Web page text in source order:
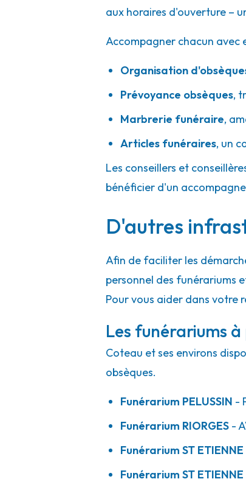
aux horaires d'ouverture –
Accompagner chacun avec
Organisation
Prévoyance obsèques,
Marbrerie funéraire,
Articles funéraires, un
Les conseillers et
bénéficier d'un
D'autres
Afin de faciliter les
personnel des funérariums
Pour vous aider dans votre
Les funérariums
Coteau et ses environs
obsèques.
Funérarium PELUSSIN -
Funérarium RIORGES -
Funérarium ST ETIENNE
Funérarium ST ETIENNE